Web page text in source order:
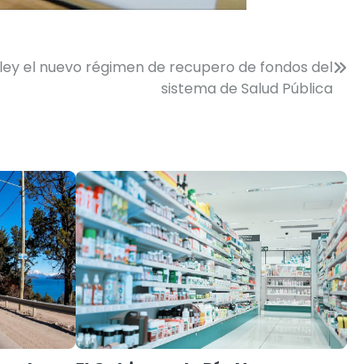
el nuevo régimen de recupero de fondos del
sistema de Salud Pública